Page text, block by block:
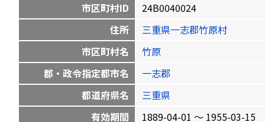
市区町村ID
24B0040024
住所
三重県一志郡竹原村
市区町村名
竹原
郡・政令指定都市名
一志郡
都道府県名
三重県
有効期間
1889-04-01 〜 1955-03-15